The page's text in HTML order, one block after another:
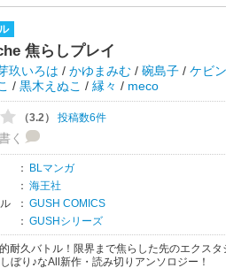
焦らしプレイ
玖いろは / かゆまみむ / 碗島子 / ケビ
/ 黒木えぬこ / 縁々 / meco
（3.2） 投稿数6件
く
： BLマンガ
： 海王社
： GUSH COMICS
： GUSHシリーズ
耐久バトル！限界まで焦らした先のエクス
ぼり♪なAll新作・読み切りアンソロジー！